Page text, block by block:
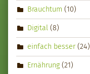
Brauchtum (10)
Digital (8)
einfach besser(24)
Ernährung (21)